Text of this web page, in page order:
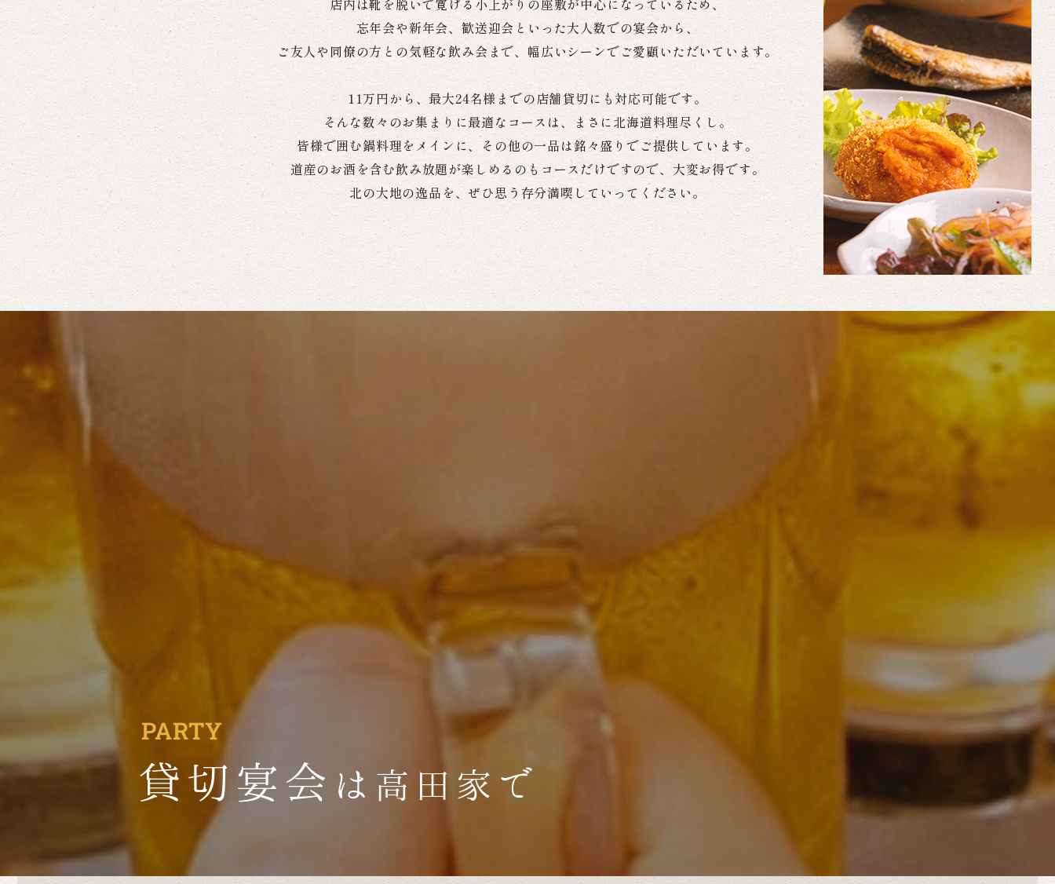
店内は靴を脱いで寛げる小上がりの座敷が中心になっているため、
忘年会や新年会、歓送迎会といった大人数での宴会から、
ご友人や同僚の方との気軽な飲み会まで、幅広いシーンでご愛顧いただいています。
11万円から、最大24名様までの店舗貸切にも対応可能です。
そんな数々のお集まりに最適なコースは、まさに北海道料理尽くし。
皆様で囲む鍋料理をメインに、その他の一品は銘々盛りでご提供しています。
道産のお酒を含む飲み放題が楽しめるのもコースだけですので、大変お得です。
北の大地の逸品を、ぜひ思う存分満喫していってください。
PARTY
貸切宴会 は高田家で